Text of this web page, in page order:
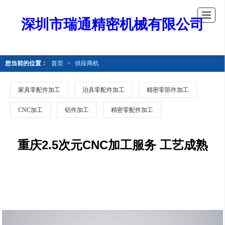
深圳市瑞通精密机械有限公司
您当前的位置： 首页 > 供应商机
家具零配件加工 治具零配件加工 精密零部件加工
CNC加工 铝件加工 精密零配件加工
重庆2.5次元CNC加工服务 工艺成熟